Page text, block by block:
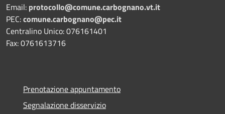
Email: protocollo@comune.carbognano.vt.it
PEC:comune.carbognano@pec.it
Centralino Unico: 076161401
Fax: 0761613716
Prenotazione appuntamento
Segnalazione disservizio